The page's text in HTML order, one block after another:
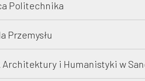
Politechnika
Przemysłu
Architektury i Humanistyki w